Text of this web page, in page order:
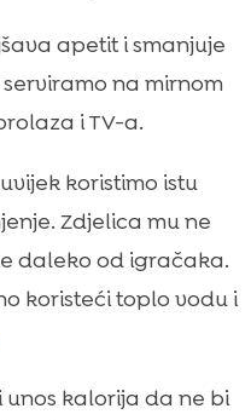
apetit i smanjuje
na mirnom
i TV-a.
koristimo istu
Zdjelica mu ne
daleko od igračaka.
koristeći toplo vodu i
kalorija da ne bi